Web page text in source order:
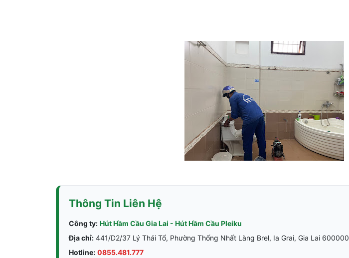
Thông Tin Liên Hệ
Công ty: Hút Hầm Cầu Gia Lai - Hút Hầm Cầu Pleiku
Địa chỉ: 441/D2/37 Lý Thái Tổ, Phường Thống Nhất Làng Brel, Ia Grai, Gia Lai 600000
Hotline: 0855.481.777